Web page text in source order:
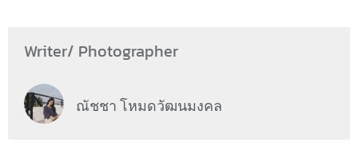
Writer/ Photographer
ณัชชา โหมดวัฒนมงคล